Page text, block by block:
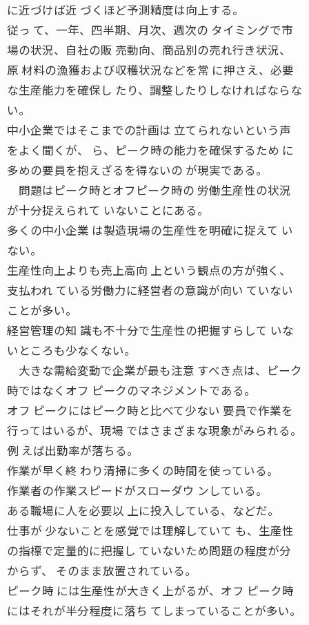
に近づけば近 づくほど予測精度は向上する。
従っ て、一年、四半期、月次、週次の タイミングで市
場の状況、自社の販 売動向、商品別の売れ行き状況、
原 材料の漁獲および収穫状況などを常 に押さえ、必要
な生産能力を確保し たり、調整したりしなければならな
い。
中小企業ではそこまでの計画は 立てられないという声
をよく聞くが、 ら、ピーク時の能力を確保するため に
多めの要員を抱えざるを得ないの が現実である。
問題はピーク時とオフピーク時の 労働生産性の状況
が十分捉えられて いないことにある。
多くの中小企業 は製造現場の生産性を明確に捉えて い
ない。
生産性向上よりも売上高向 上という観点の方が強く、
支払われ ている労働力に経営者の意識が向い ていない
ことが多い。
経営管理の知 識も不十分で生産性の把握すらして いな
いところも少なくない。
大きな需給変動で企業が最も注意 すべき点は、ピーク
時ではなくオフ ピークのマネジメントである。
オフ ピークにはピーク時と比べて少ない 要員で作業を
行ってはいるが、現場 ではさまざまな現象がみられる。
例 えば出勤率が落ちる。
作業が早く終 わり清掃に多くの時間を使っている。
作業者の作業スピードがスローダウ ンしている。
ある職場に人を必要以 上に投入している、などだ。
仕事が 少ないことを感覚では理解していて も、生産性
の指標で定量的に把握し ていないため問題の程度が分
からず、 そのまま放置されている。
ピーク時 には生産性が大きく上がるが、オフ ピーク時
にはそれが半分程度に落ち てしまっていることが多い。